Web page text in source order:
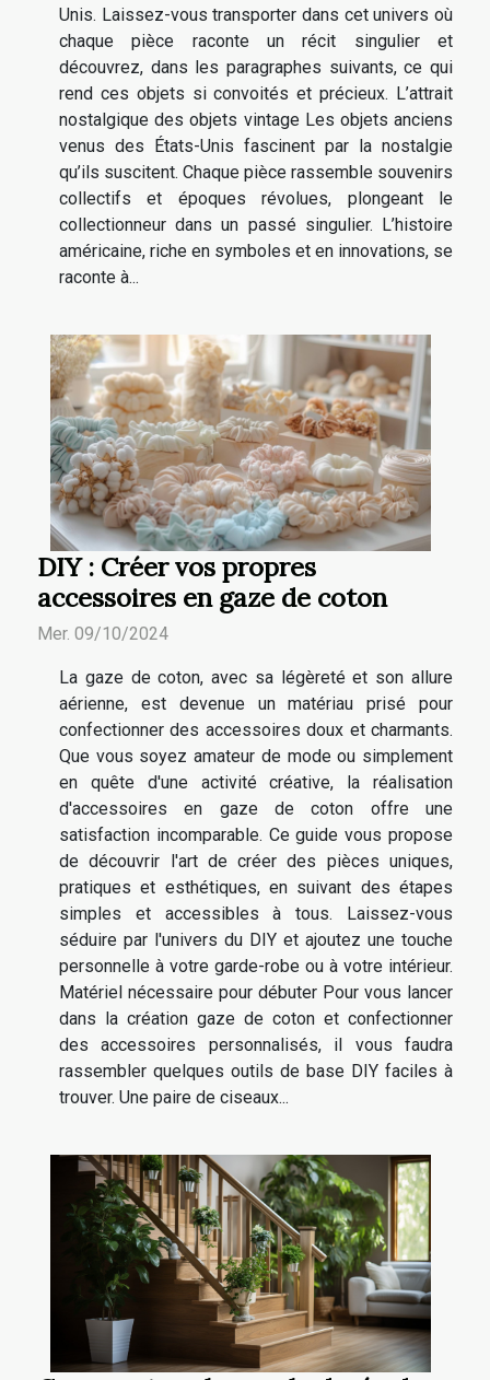
Unis. Laissez-vous transporter dans cet univers où
chaque pièce raconte un récit singulier et
découvrez, dans les paragraphes suivants, ce qui
rend ces objets si convoités et précieux. L’attrait
nostalgique des objets vintage Les objets anciens
venus des États-Unis fascinent par la nostalgie
qu’ils suscitent. Chaque pièce rassemble souvenirs
collectifs et époques révolues, plongeant le
collectionneur dans un passé singulier. L’histoire
américaine, riche en symboles et en innovations, se
raconte à...
DIY : Créer vos propres
accessoires en gaze de coton
Mer. 09/10/2024
La gaze de coton, avec sa légèreté et son allure
aérienne, est devenue un matériau prisé pour
confectionner des accessoires doux et charmants.
Que vous soyez amateur de mode ou simplement
en quête d'une activité créative, la réalisation
d'accessoires en gaze de coton offre une
satisfaction incomparable. Ce guide vous propose
de découvrir l'art de créer des pièces uniques,
pratiques et esthétiques, en suivant des étapes
simples et accessibles à tous. Laissez-vous
séduire par l'univers du DIY et ajoutez une touche
personnelle à votre garde-robe ou à votre intérieur.
Matériel nécessaire pour débuter Pour vous lancer
dans la création gaze de coton et confectionner
des accessoires personnalisés, il vous faudra
rassembler quelques outils de base DIY faciles à
trouver. Une paire de ciseaux...